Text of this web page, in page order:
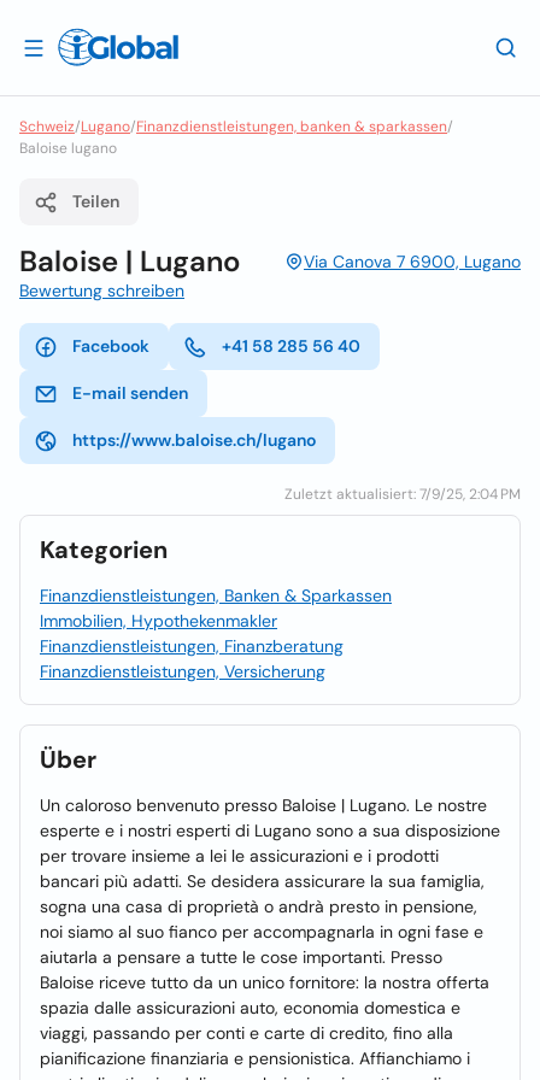
Schweiz/Lugano/Finanzdienstleistungen, banken & sparkassen/
Baloise lugano
Teilen
Baloise | Lugano
Via Canova 7 6900, Lugano
Bewertung schreiben
Facebook +41 58 285 56 40
E-mail senden
https://www.baloise.ch/lugano
Zuletzt aktualisiert: 7/9/25, 2:04 PM
Kategorien
Finanzdienstleistungen, Banken & Sparkassen
Immobilien, Hypothekenmakler
Finanzdienstleistungen, Finanzberatung
Finanzdienstleistungen, Versicherung
Über
Un caloroso benvenuto presso Baloise | Lugano. Le nostre
esperte e i nostri esperti di Lugano sono a sua disposizione
per trovare insieme a lei le assicurazioni e i prodotti
bancari più adatti. Se desidera assicurare la sua famiglia,
sogna una casa di proprietà o andrà presto in pensione,
noi siamo al suo fianco per accompagnarla in ogni fase e
aiutarla a pensare a tutte le cose importanti. Presso
Baloise riceve tutto da un unico fornitore: la nostra offerta
spazia dalle assicurazioni auto, economia domestica e
viaggi, passando per conti e carte di credito, fino alla
pianificazione finanziaria e pensionistica. Affianchiamo i